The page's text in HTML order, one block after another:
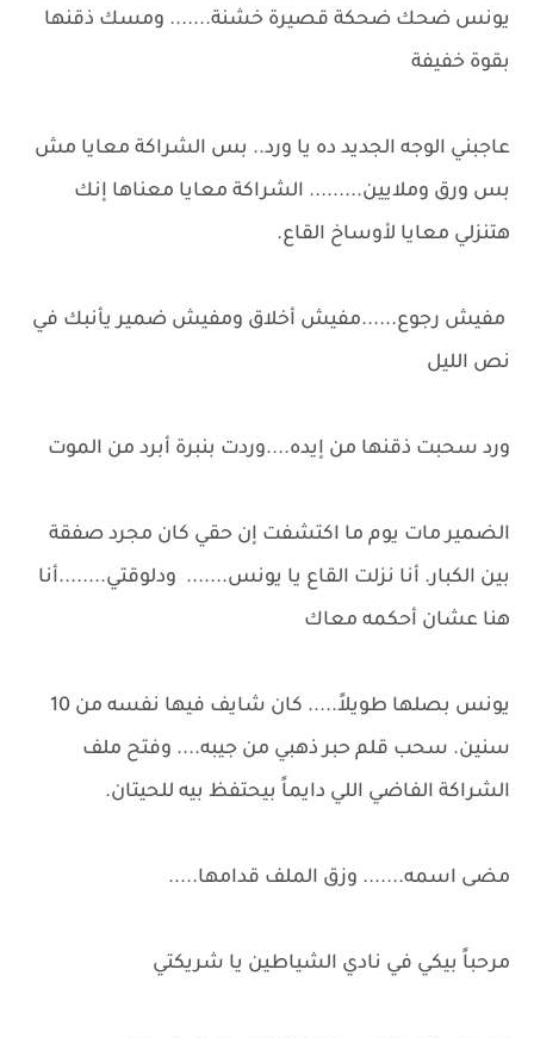
يونس ضحك ضحكة قصيرة خشنة....... ومسك ذقنها
بقوة خفيفة
عاجبني الوجه الجديد ده يا ورد.. بس الشراكة معايا مش
بس ورق وملايين......... الشراكة معايا معناها إنك
هتنزلي معايا لأوساخ القاع.
مفيش رجوع......مفيش أخلاق ومفيش ضمير يأنبك في
نص الليل
ورد سحبت ذقنها من إيده....وردت بنبرة أبرد من الموت
الضمير مات يوم ما اكتشفت إن حقي كان مجرد صفقة
بين الكبار. أنا نزلت القاع يا يونس....... ودلوقتي........أنا
هنا عشان أحكمه معاك
يونس بصلها طويلاً..... كان شايف فيها نفسه من 10
سنين. سحب قلم حبر ذهبي من جيبه.... وفتح ملف
الشراكة الفاضي اللي دايماً بيحتفظ بيه للحيتان.
مضى اسمه....... وزق الملف قدامها.....
مرحباً بيكي في نادي الشياطين يا شريكتي